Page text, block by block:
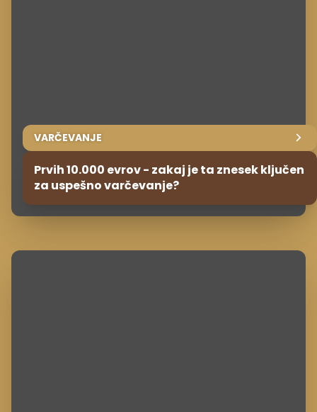
VARČEVANJE
Prvih 10.000 evrov - zakaj je ta znesek ključen
za uspešno varčevanje?